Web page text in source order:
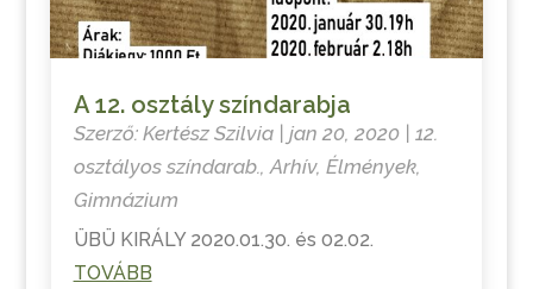
A 12. osztály színdarabja
Szerző: Kertész Szilvia| jan 20, 2020| 12.
osztályos színdarab. Arhív, Élmények,
Gimnázium
ÜBÜ KIRÁLY 2020.01.30. és 02.02.
TOVÁBB